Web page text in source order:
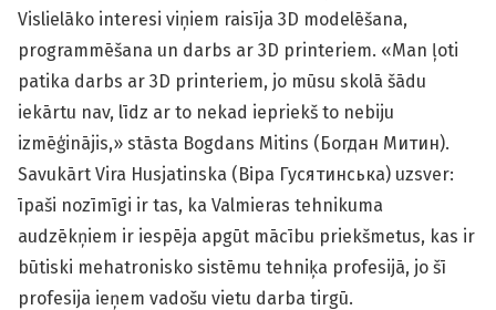
Vislielāko interesi viņiem raisīja 3D modelēšana,
programmēšana un darbs ar 3D printeriem. «Man ļoti
patika darbs ar 3D printeriem, jo mūsu skolā šādu
iekārtu nav, līdz ar to nekad iepriekš to nebiju
izmēģinājis,» stāsta Bogdans Mitins (Богдан Митин).
Savukārt Vira Husjatinska (Віра Гусятинська) uzsver:
īpaši nozīmīgi ir tas, ka Valmieras tehnikuma
audzēkņiem ir iespēja apgūt mācību priekšmetus, kas ir
būtiski mehatronisko sistēmu tehniķa profesijā, jo šī
profesija ieņem vadošu vietu darba tirgū.